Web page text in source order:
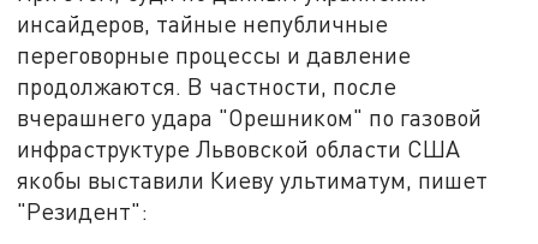
инсайдеров, тайные непубличные
переговорные процессы и давление
продолжаются. В частности, после
вчерашнего удара "Орешником" по газовой
инфраструктуре Львовской области США
якобы выставили Киеву ультиматум, пишет
"Резидент":